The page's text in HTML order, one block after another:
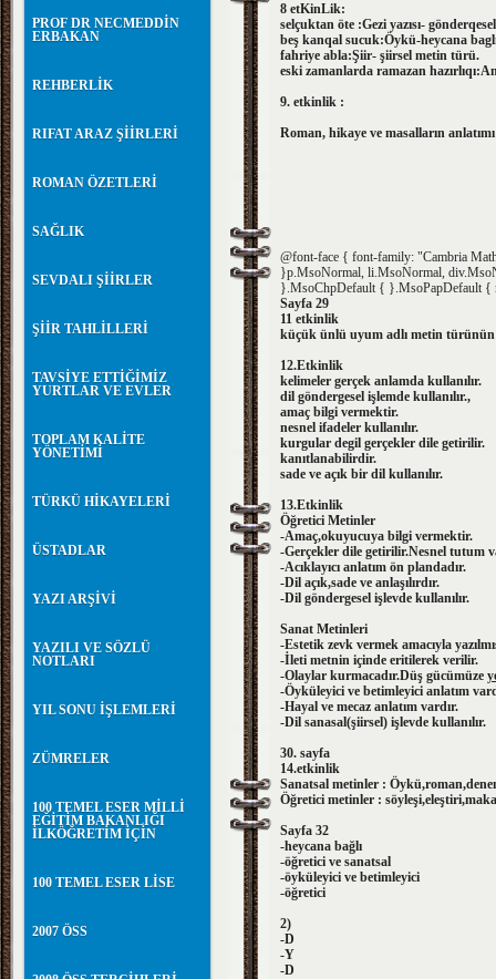
PROF DR NECMEDDİN
ERBAKAN
REHBERLİK
RIFAT ARAZ ŞİİRLERİ
ROMAN ÖZETLERİ
SAĞLIK
SEVDALI ŞİİRLER
ŞİİR TAHLİLLERİ
TAVSİYE ETTİĞİMİZ
YURTLAR VE EVLER
TOPLAM KALİTE
YÖNETİMİ
TÜRKÜ HİKAYELERİ
ÜSTADLAR
YAZI ARŞİVİ
YAZILI VE SÖZLÜ
NOTLARI
YIL SONU İŞLEMLERİ
ZÜMRELER
100 TEMEL ESER MİLLİ
EĞİTİM BAKANLIĞI
İLKÖĞRETİM İÇİN
100 TEMEL ESER LİSE
2007 ÖSS
8 etKinLik:
selçuktan öte :Gezi yazısı-
beş kanqal sucuk:Öykü-heycana
fahriye abla:Şiir- şiirsel metin türü.
eski zamanlarda ramazan
9. etkinlik :
Roman, hikaye ve masalların
@font-face { font-family: "Cambria
}p.MsoNormal, li.MsoNormal,
}.MsoChpDefault { }.MsoPapDefault {
Sayfa 29
11 etkinlik
küçük ünlü uyum adlı metin
12.Etkinlik
kelimeler gerçek anlamda kullanılır.
dil göndergesel işlemde kullanılır.,
amaç bilgi vermektir.
nesnel ifadeler kullanılır.
kurgular degil gerçekler dile getirilir.
kanıtlanabilirdir.
sade ve açık bir dil kullanılır.
13.Etkinlik
Öğretici Metinler
-Amaç,okuyucuya bilgi vermektir.
-Gerçekler dile getirilir.Nesnel tutum
-Acıklayıcı anlatım ön plandadır.
-Dil açık,sade ve anlaşılırdır.
-Dil göndergesel işlevde kullanılır.
Sanat Metinleri
-Estetik zevk vermek amacıyla
-İleti metnin içinde eritilerek verilir.
-Olaylar kurmacadır.Düş gücümüze
-Öyküleyici ve betimleyici anlatım
-Hayal ve mecaz anlatım vardır.
-Dil sanasal(şiirsel) işlevde kullanılır.
30. sayfa
14.etkinlik
Sanatsal metinler :
Öğretici metinler :
Sayfa 32
-heycana bağlı
-öğretici ve sanatsal
-öyküleyici ve betimleyici
-öğretici
2)
-D
-Y
-D